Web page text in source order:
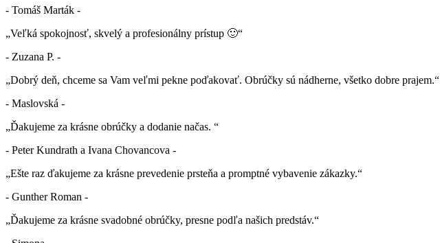
- Tomáš Marták -
„Veľká spokojnosť, skvelý a profesionálny prístup 🙂“
- Zuzana P. -
„Dobrý deň, chceme sa Vam veľmi pekne poďakovať. Obrúčky sú nádherne, všetko dobre prajem.“
- Maslovská -
„Ďakujeme za krásne obrúčky a dodanie načas. “
- Peter Kundrath a Ivana Chovancova -
„Ešte raz ďakujeme za krásne prevedenie prsteňa a promptné vybavenie zákazky.“
- Gunther Roman -
„Ďakujeme za krásne svadobné obrúčky, presne podľa našich predstáv.“